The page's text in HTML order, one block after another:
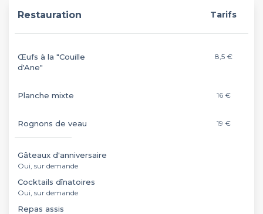
Restauration Tarifs
Œufs à la "Couille
d'Ane"
8,5 €
Planche mixte 16 €
Rognons de veau 19 €
Gâteaux d'anniversaire
Oui, sur demande
Cocktails dînatoires
Oui, sur demande
Repas assis